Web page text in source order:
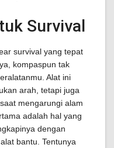
Survival
survival yang tepat
kompaspun tak
Alat ini
arah, tetapi juga
mengarungi alam
adalah hal yang
dengan
bantu. Tentunya